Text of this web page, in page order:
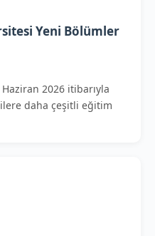
Yeni Bölümler
2026 itibarıyla
daha çeşitli eğitim